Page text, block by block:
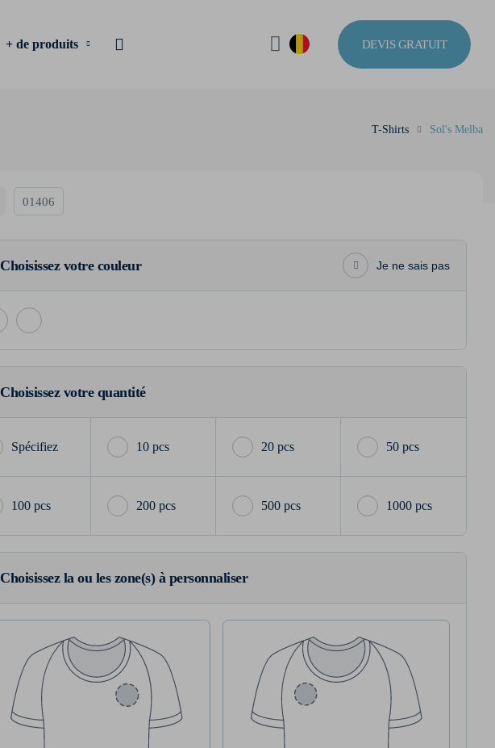
+ de produits DEVIS GRATUIT
T-Shirts Sol's Melba
01406
Choisissez votre couleur Je ne sais pas
Choisissez votre quantité
10 pcs 20 pcs 50 pcs
100 pcs 200 pcs 500 pcs 1000 pcs
Choisissez la ou les zone(s) à personnaliser